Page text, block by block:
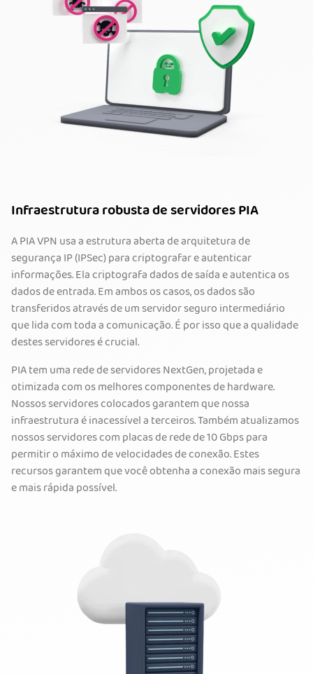
Infraestrutura robusta de servidores PIA
A PIA VPN usa a estrutura aberta de arquitetura de
segurança IP (IPSec) para criptografar e autenticar
informações. Ela criptografa dados de saída e autentica os
dados de entrada. Em ambos os casos, os dados são
transferidos através de um servidor seguro intermediário
que lida com toda a comunicação. É por isso que a qualidade
destes servidores é crucial.
PIA tem uma rede de servidores NextGen, projetada e
otimizada com os melhores componentes de hardware.
Nossos servidores colocados garantem que nossa
infraestrutura é inacessível a terceiros. Também atualizamos
nossos servidores com placas de rede de 10 Gbps para
permitir o máximo de velocidades de conexão. Estes
recursos garantem que você obtenha a conexão mais segura
e mais rápida possível.